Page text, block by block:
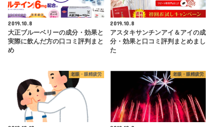
2019.10.8
大正ブルーベリーの成分・効果と
実際に飲んだ方の口コミ評判まと
め
2019.10.8
アスタキサンチンアイ＆アイの成
分・効果と口コミ評判まとめまし
た
老眼・眼精疲労 老眼・眼精疲労